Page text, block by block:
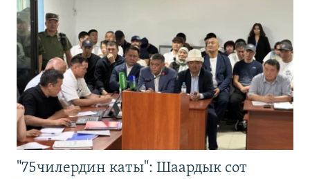
"75чилердин каты": Шаардык сот